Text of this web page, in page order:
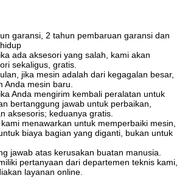
garansi, 2 tahun pembaruan garansi dan
ada aksesori yang salah, kami akan
sekaligus, gratis.
jika mesin adalah dari kegagalan besar,
Anda mesin baru.
Anda mengirim kembali peralatan untuk
bertanggung jawab untuk perbaikan,
aksesoris; keduanya gratis.
menawarkan untuk memperbaiki mesin,
biaya bagian yang diganti, bukan untuk
jawab atas kerusakan buatan manusia.
pertanyaan dari departemen teknis kami,
layanan online.